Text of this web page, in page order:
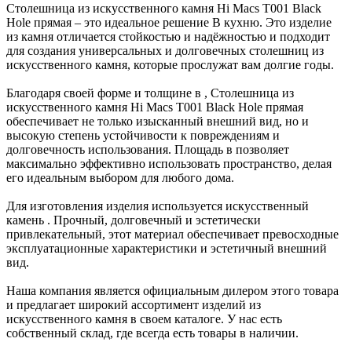
Столешница из искусственного камня Hi Macs T001 Black
Hole прямая – это идеальное решение В кухню. Это изделие
из камня отличается стойкостью и надёжностью и подходит
для создания универсальных и долговечных столешниц из
искусственного камня, которые прослужат вам долгие годы.
Благодаря своей форме и толщине в , Столешница из
искусственного камня Hi Macs T001 Black Hole прямая
обеспечивает не только изысканный внешний вид, но и
высокую степень устойчивости к повреждениям и
долговечность использования. Площадь в позволяет
максимально эффективно использовать пространство, делая
его идеальным выбором для любого дома.
Для изготовления изделия используется искусственный
камень . Прочный, долговечный и эстетически
привлекательный, этот материал обеспечивает превосходные
эксплуатационные характеристики и эстетичный внешний
вид.
Наша компания является официальным дилером этого товара
и предлагает широкий ассортимент изделий из
искусственного камня в своем каталоге. У нас есть
собственный склад, где всегда есть товары в наличии.